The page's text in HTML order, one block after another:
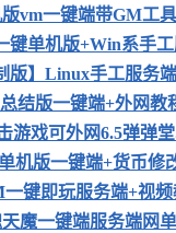
vm一键端带GM工
键单机版+Win系手
版】Linux手工服务
结版一键端+外网教
游戏可外网6.5弹弹
机版一键端+货币修
键即玩服务端+视
魔一键端服务端网